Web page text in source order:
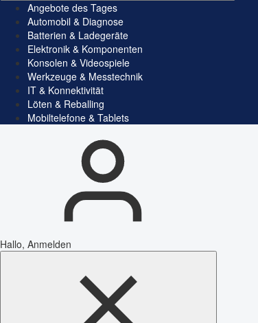
Angebote des Tages
Automobil & Diagnose
Batterien & Ladegeräte
Elektronik & Komponenten
Konsolen & Videospiele
Werkzeuge & Messtechnik
IT & Konnektivität
Löten & Reballing
Mobiltelefone & Tablets
Hallo, Anmelden